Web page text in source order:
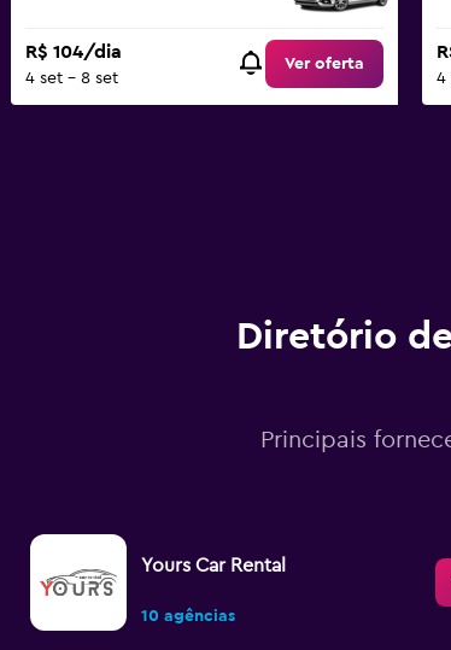
R$ 104/dia
4 set - 8 set
Ver oferta
4
Diretório
Principais
Yours Car Rental
10 agências